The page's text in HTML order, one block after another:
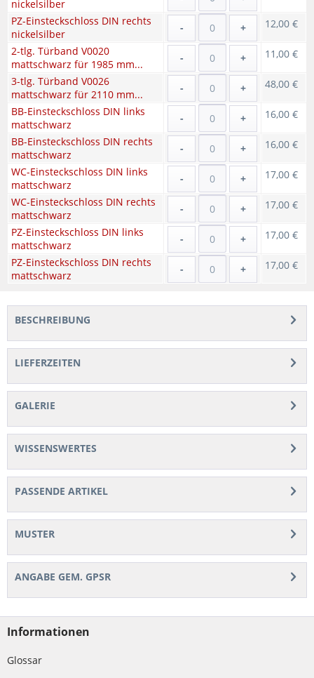
nickelsilber
PZ-Einsteckschloss DIN rechts
nickelsilber
- + 12,00 €
2-tlg. Türband V0020
mattschwarz für 1985 mm...
- + 11,00 €
3-tlg. Türband V0026
mattschwarz für 2110 mm...
- + 48,00 €
BB-Einsteckschloss DIN links
mattschwarz
- + 16,00 €
BB-Einsteckschloss DIN rechts
mattschwarz
- + 16,00 €
WC-Einsteckschloss DIN links
mattschwarz
- + 17,00 €
WC-Einsteckschloss DIN rechts
mattschwarz
- + 17,00 €
PZ-Einsteckschloss DIN links
mattschwarz
- + 17,00 €
PZ-Einsteckschloss DIN rechts
mattschwarz
- + 17,00 €
BESCHREIBUNG
LIEFERZEITEN
GALERIE
WISSENSWERTES
PASSENDE ARTIKEL
MUSTER
ANGABE GEM. GPSR
Informationen
Glossar